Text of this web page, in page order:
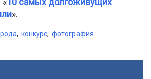
».
, конкурс, фотография